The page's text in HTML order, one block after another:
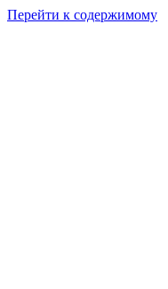
Перейти к содержимому